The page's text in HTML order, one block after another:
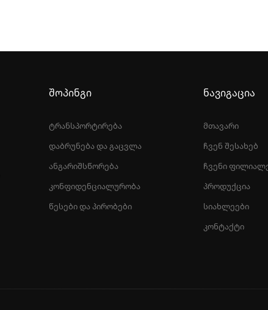
შოპინგი
ტრანსპორტირება
დაბრუნება და გაცვლა
ანგარიშსწორება
კონფიდენციალურობა
წესები და პირობები
ნავიგაცია
მთავარი
ჩვენ შესახებ
ჩვენი
პროდუქცია
სიახლეები
კონტაქტი